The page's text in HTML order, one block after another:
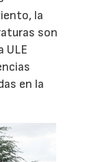
la
son
ULE
en la